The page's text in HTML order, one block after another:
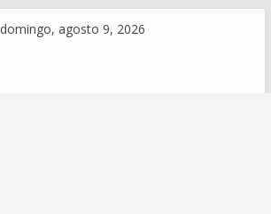
domingo, agosto 9, 2026